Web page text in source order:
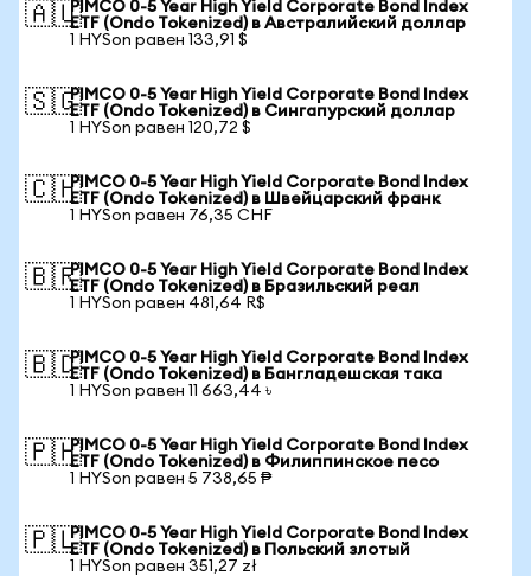
🇦🇺PIMCO 0-5 Year High Yield Corporate Bond Index
ETF (Ondo Tokenized) в Австралийский доллар
1 HYSon равен 133,91 $
🇸🇬PIMCO 0-5 Year High Yield Corporate Bond Index
ETF (Ondo Tokenized) в Сингапурский доллар
1 HYSon равен 120,72 $
🇨🇭PIMCO 0-5 Year High Yield Corporate Bond Index
ETF (Ondo Tokenized) в Швейцарский франк
1 HYSon равен 76,35 CHF
🇧🇷PIMCO 0-5 Year High Yield Corporate Bond Index
ETF (Ondo Tokenized) в Бразильский реал
1 HYSon равен 481,64 R$
🇧🇩PIMCO 0-5 Year High Yield Corporate Bond Index
ETF (Ondo Tokenized) в Бангладешская така
1 HYSon равен 11 663,44 ৳
🇵🇭PIMCO 0-5 Year High Yield Corporate Bond Index
ETF (Ondo Tokenized) в Филиппинское песо
1 HYSon равен 5 738,65 ₱
🇵🇱PIMCO 0-5 Year High Yield Corporate Bond Index
ETF (Ondo Tokenized) в Польский злотый
1 HYSon равен 351,27 zł